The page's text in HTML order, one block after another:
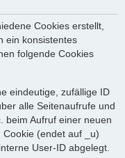
Cookies erstellt,
ein konsistentes
folgende Cookies
eindeutige, zufällige ID
alle Seitenaufrufe und
beim Aufruf einer neuen
(endet auf _u)
User-ID abgelegt.